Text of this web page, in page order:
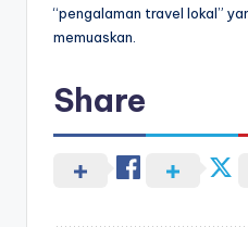
“pengalaman travel lokal”
memuaskan.
Share